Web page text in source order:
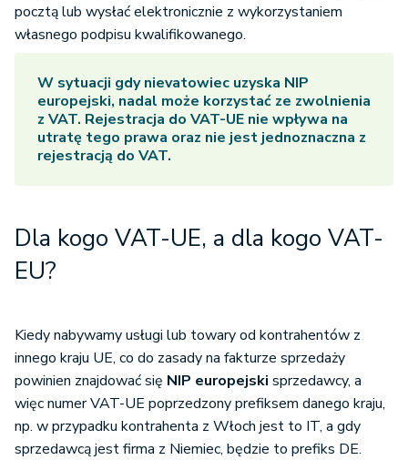
pocztą lub wysłać elektronicznie z wykorzystaniem
własnego podpisu kwalifikowanego.
W sytuacji gdy nievatowiec uzyska NIP
europejski, nadal może korzystać ze zwolnienia
z VAT. Rejestracja do VAT-UE nie wpływa na
utratę tego prawa oraz nie jest jednoznaczna z
rejestracją do VAT.
Dla kogo VAT-UE, a dla kogo VAT-
EU?
Kiedy nabywamy usługi lub towary od kontrahentów z
innego kraju UE, co do zasady na fakturze sprzedaży
powinien znajdować się NIP europejski sprzedawcy, a
więc numer VAT-UE poprzedzony prefiksem danego kraju,
np. w przypadku kontrahenta z Włoch jest to IT, a gdy
sprzedawcą jest firma z Niemiec, będzie to prefiks DE.